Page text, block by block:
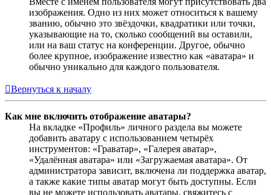
изображения. Одно из них может относиться к вашему
званию, обычно это звёздочки, квадратики или точки,
указывающие на то, сколько сообщений вы оставили,
или на ваш статус на конференции. Другое, обычно
более крупное, изображение известно как «аватара» и
обычно уникально для каждого пользователя.
Вернуться к началу
Как мне включить отображение аватары?
На вкладке «Профиль» личного раздела вы можете
добавить аватару с использованием четырёх
инструментов: «Граватар», «Галерея аватар»,
«Удалённая аватара» или «Загружаемая аватара». От
администратора зависит, включена ли поддержка аватар,
а также какие типы аватар могут быть доступны. Если
вы не можете использовать аватары, свяжитесь с